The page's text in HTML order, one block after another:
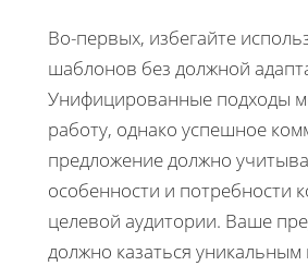
Во-первых, избегайте
шаблонов без должной
Унифицированные подходы
работу, однако успешное
предложение должно
особенности и потребности
целевой аудитории. Ваше
должно казаться уникальным